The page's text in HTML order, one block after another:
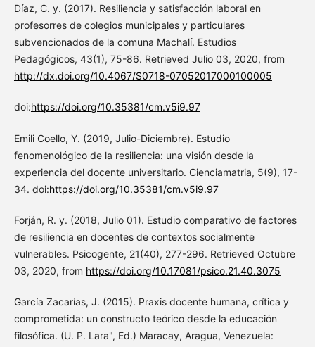
Díaz, C. y. (2017). Resiliencia y satisfacción laboral en
profesorres de colegios municipales y particulares
subvencionados de la comuna Machalí. Estudios
Pedagógicos, 43(1), 75-86. Retrieved Julio 03, 2020, from
http://dx.doi.org/10.4067/S0718-07052017000100005
doi:https://doi.org/10.35381/cm.v5i9.97
Emili Coello, Y. (2019, Julio-Diciembre). Estudio
fenomenológico de la resiliencia: una visión desde la
experiencia del docente universitario. Cienciamatria, 5(9), 17-
34. doi:https://doi.org/10.35381/cm.v5i9.97
Forján, R. y. (2018, Julio 01). Estudio comparativo de factores
de resiliencia en docentes de contextos socialmente
vulnerables. Psicogente, 21(40), 277-296. Retrieved Octubre
03, 2020, from https://doi.org/10.17081/psico.21.40.3075
García Zacarías, J. (2015). Praxis docente humana, crítica y
comprometida: un constructo teórico desde la educación
filosófica. (U. P. Lara", Ed.) Maracay, Aragua, Venezuela: